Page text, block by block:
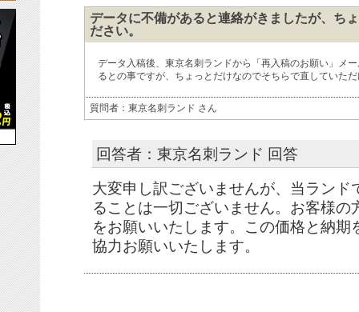
データに不備があると連絡がきましたが、ち
ださい。
質問者：東京名刺ランド さん
データ入稿後、東京名刺ランドから「再入稿のお願い」メ
るとの事ですが、ちょっとだけなのでそちらで直していた
回答者：東京名刺ランド 回答
大変申し訳ございませんが、当ランド
ることは一切ございません。お客様
をお願いいたします。この価格と納
協力お願いいたします。